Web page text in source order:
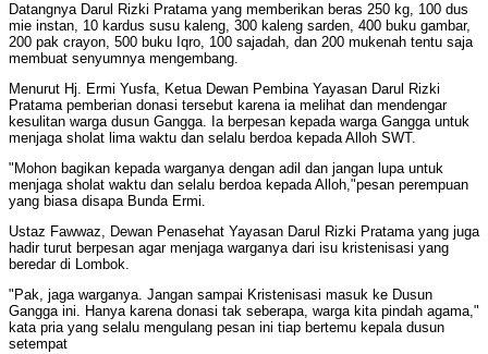
Datangnya Darul Rizki Pratama yang memberikan beras 250 kg, 100 dus
mie instan, 10 kardus susu kaleng, 300 kaleng sarden, 400 buku gambar,
200 pak crayon, 500 buku Iqro, 100 sajadah, dan 200 mukenah tentu saja
membuat senyumnya mengembang.
Menurut Hj. Ermi Yusfa, Ketua Dewan Pembina Yayasan Darul Rizki
Pratama pemberian donasi tersebut karena ia melihat dan mendengar
kesulitan warga dusun Gangga. Ia berpesan kepada warga Gangga untuk
menjaga sholat lima waktu dan selalu berdoa kepada Alloh SWT.
"Mohon bagikan kepada warganya dengan adil dan jangan lupa untuk
menjaga sholat waktu dan selalu berdoa kepada Alloh,"pesan perempuan
yang biasa disapa Bunda Ermi.
Ustaz Fawwaz, Dewan Penasehat Yayasan Darul Rizki Pratama yang juga
hadir turut berpesan agar menjaga warganya dari isu kristenisasi yang
beredar di Lombok.
"Pak, jaga warganya. Jangan sampai Kristenisasi masuk ke Dusun
Gangga ini. Hanya karena donasi tak seberapa, warga kita pindah agama,"
kata pria yang selalu mengulang pesan ini tiap bertemu kepala dusun
setempat